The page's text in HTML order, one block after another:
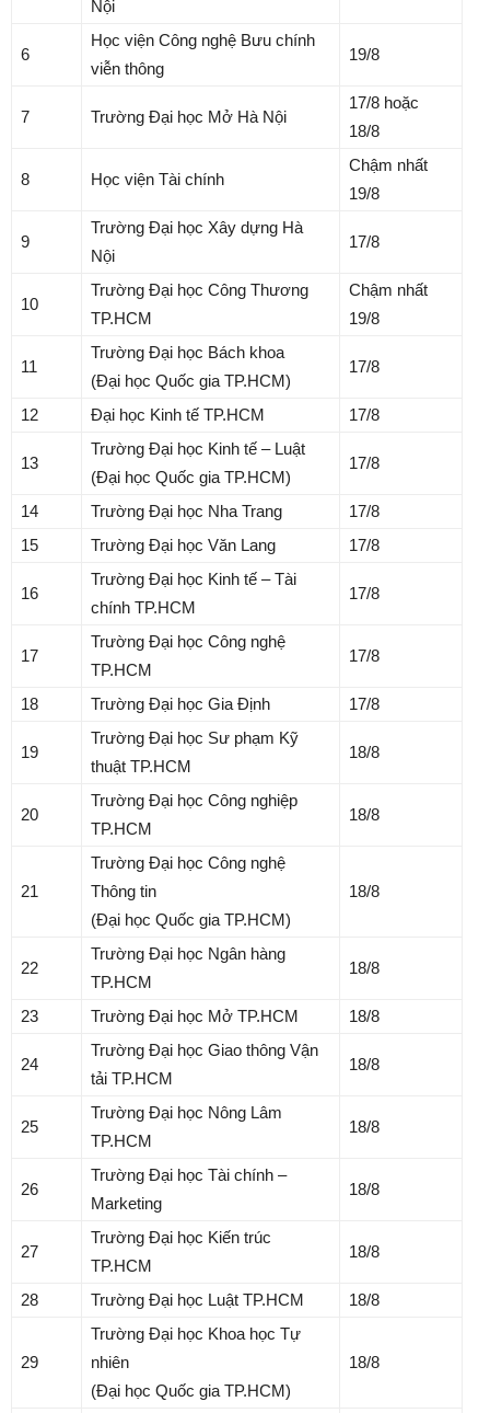
Nội
6
Học viện Công nghệ Bưu chính
viễn thông
19/8
7 Trường Đại học Mở Hà Nội
17/8 hoặc
18/8
8 Học viện Tài chính
Chậm nhất
19/8
9
Trường Đại học Xây dựng Hà
Nội
17/8
10
Trường Đại học Công Thương
TP.HCM
Chậm nhất
19/8
11
Trường Đại học Bách khoa
(Đại học Quốc gia TP.HCM)
17/8
12 Đại học Kinh tế TP.HCM 17/8
13
Trường Đại học Kinh tế – Luật
(Đại học Quốc gia TP.HCM)
17/8
14 Trường Đại học Nha Trang
17/8
15
Trường Đại học Văn Lang 17/8
16
Trường Đại học Kinh tế – Tài
chính TP.HCM
17/8
17
Trường Đại học Công nghệ
TP.HCM
17/8
18 Trường Đại học Gia Định 17/8
19
Trường Đại học Sư phạm Kỹ
thuật TP.HCM
18/8
20
Trường Đại học Công nghiệp
TP.HCM
18/8
21
Trường Đại học Công nghệ
Thông tin
(Đại học Quốc gia TP.HCM)
18/8
22
Trường Đại học Ngân hàng
TP.HCM
18/8
23 Trường Đại học Mở TP.HCM 18/8
24
Trường Đại học Giao thông Vận
tải TP.HCM
18/8
25
Trường Đại học Nông Lâm
TP.HCM
18/8
26
Trường Đại học Tài chính –
Marketing
18/8
27
Trường Đại học Kiến trúc
TP.HCM
18/8
28 Trường Đại học Luật TP.HCM 18/8
29
Trường Đại học Khoa học Tự
nhiên
(Đại học Quốc gia TP.HCM)
18/8